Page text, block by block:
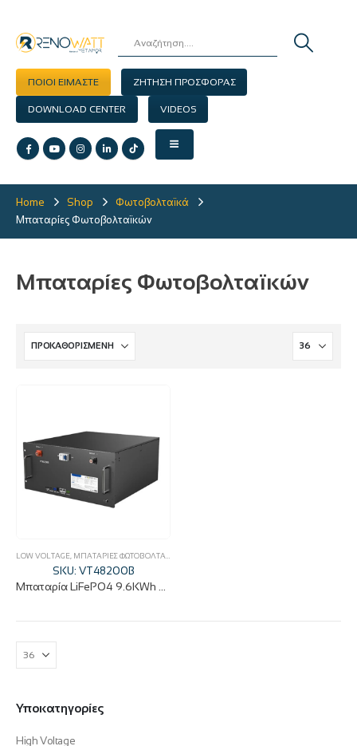
ΠΟΙΟΙ ΕΙΜΑΣΤΕ ΖΗΤΗΣΗ ΠΡΟΣΦΟΡΑΣ
DOWNLOAD CENTER VIDEOS
Home Shop
Φωτοβολταϊκά
Μπαταρίες Φωτοβολταϊκών
Μπαταρίες Φωτοβολταϊκών
LOW VOLTAGE, ΜΠΑΤΑΡΊΕΣ ΦΩΤΟΒΟΛΤΑΪΚΏΝ
SKU: VT48200B
Μπαταρία LiFePO4 9.6KWh 48V 200Ah τύπου rack Vestwoods
Υποκατηγορίες
High Voltage